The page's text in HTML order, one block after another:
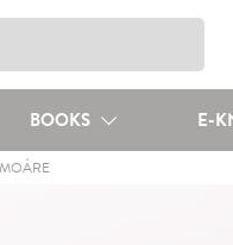
BOOKS E-